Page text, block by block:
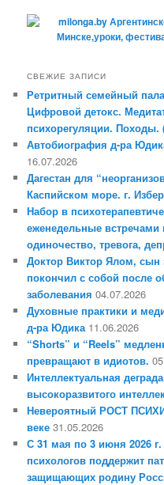
СВЕЖИЕ ЗАПИСИ
Ретритный семейный
Цифровой детокс.
психорегуляции. Походы.
Автобиография д-ра
16.07.2026
Дагестан для
Каспийском море. г.
Набор в
еженедельные
одиночество, тревога,
Доктор Виктор Ялом, сын
покончил с собой после
заболевания 04.07.2026
Духовные практики и
д-ра Юдика 11.06.2026
“Shorts” и “Reels”
превращают в идиотов.
Интеллектуальная
высокоразвитого
Невероятный РОСТ
веке 31.05.2026
С 31 мая по 3 июня 2026
психологов поддержит
защищающих родину